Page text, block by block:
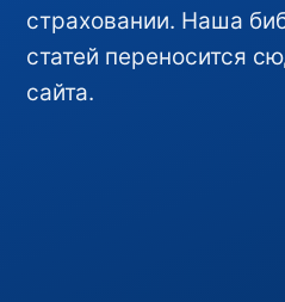
страховании. Наша
статей переносится
сайта.